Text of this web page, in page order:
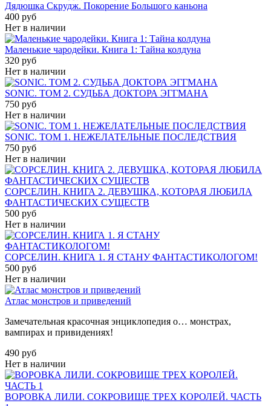
Дядюшка Скрудж. Покорение Большого каньона
400 руб
Нет в наличии
Маленькие чародейки. Книга 1: Тайна колдуна
320 руб
Нет в наличии
SONIC. ТОМ 2. СУДЬБА ДОКТОРА ЭГГМАНА
750 руб
Нет в наличии
SONIC. ТОМ 1. НЕЖЕЛАТЕЛЬНЫЕ ПОСЛЕДСТВИЯ
750 руб
Нет в наличии
СОРСЕЛИН. КНИГА 2. ДЕВУШКА, КОТОРАЯ ЛЮБИЛА
ФАНТАСТИЧЕСКИХ СУЩЕСТВ
500 руб
Нет в наличии
СОРСЕЛИН. КНИГА 1. Я СТАНУ ФАНТАСТИКОЛОГОМ!
500 руб
Нет в наличии
Атлас монстров и приведений
Замечательная красочная энциклопедия о… монстрах,
вампирах и привидениях!
490 руб
Нет в наличии
ВОРОВКА ЛИЛИ. СОКРОВИЩЕ ТРЕХ КОРОЛЕЙ. ЧАСТЬ